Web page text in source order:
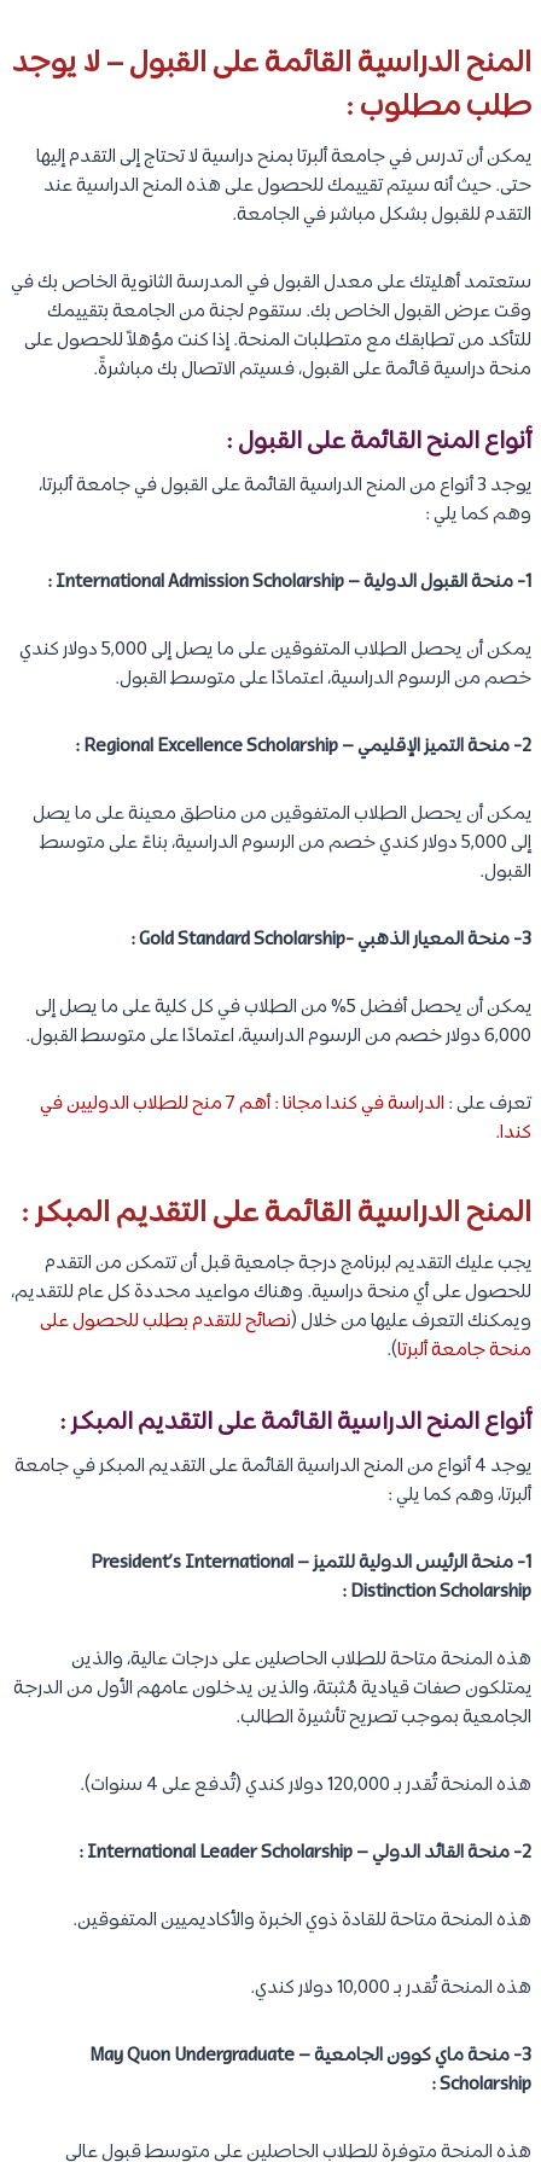
المنح الدراسية القائمة على القبول – لا يوجد
طلب مطلوب :
يمكن أن تدرس في جامعة ألبرتا بمنح دراسية لا تحتاج إلى التقدم إليها
حتى. حيث أنه سيتم تقييمك للحصول على هذه المنح الدراسية عند
التقدم للقبول بشكل مباشر في الجامعة.
ستعتمد أهليتك على معدل القبول في المدرسة الثانوية الخاص بك في
وقت عرض القبول الخاص بك. ستقوم لجنة من الجامعة بتقييمك
للتأكد من تطابقك مع متطلبات المنحة. إذا كنت مؤهلاً للحصول على
منحة دراسية قائمة على القبول، فسيتم الاتصال بك مباشرةً.
أنواع المنح القائمة على القبول :
يوجد 3 أنواع من المنح الدراسية القائمة على القبول في جامعة ألبرتا،
وهم كما يلي :
1- منحة القبول الدولية – International Admission Scholarship :
يمكن أن يحصل الطلاب المتفوقين على ما يصل إلى 5,000 دولار كندي
خصم من الرسوم الدراسية، اعتمادًا على متوسط ​​القبول.
2- منحة التميز الإقليمي – Regional Excellence Scholarship :
يمكن أن يحصل الطلاب المتفوقين من مناطق معينة على ما يصل
إلى 5,000 دولار كندي خصم من الرسوم الدراسية، بناءً على متوسط ​​
القبول.
3- منحة المعيار الذهبي -Gold Standard Scholarship :
يمكن أن يحصل أفضل 5% من الطلاب في كل كلية على ما يصل إلى
6,000 دولار خصم من الرسوم الدراسية، اعتمادًا على متوسط ​​القبول.
تعرف على :
الدراسة في كندا مجانا : أهم 7 منح للطلاب الدوليين في
كندا.
المنح الدراسية القائمة على التقديم المبكر :
يجب عليك التقديم لبرنامج درجة جامعية قبل أن تتمكن من التقدم
للحصول على أي منحة دراسية. وهناك مواعيد محددة كل عام للتقديم،
ويمكنك التعرف عليها من خلال (نصائح للتقدم بطلب للحصول على
منحة جامعة ألبرتا).
أنواع المنح الدراسية القائمة على التقديم المبكر :
يوجد 4 أنواع من المنح الدراسية القائمة على التقديم المبكر في جامعة
ألبرتا، وهم كما يلي :
1- منحة الرئيس الدولية للتميز – President’s International
Distinction Scholarship :
هذه المنحة متاحة للطلاب الحاصلين على درجات عالية، والذين
يمتلكون صفات قيادية مُثبتة، والذين يدخلون عامهم الأول من الدرجة
الجامعية بموجب تصريح تأشيرة الطالب.
هذه المنحة تُقدر بـ 120,000 دولار كندي (تُدفع على 4 سنوات).
2- منحة القائد الدولي – International Leader Scholarship :
هذه المنحة متاحة للقادة ذوي الخبرة والأكاديميين المتفوقين.
هذه المنحة تُقدر بـ 10,000 دولار كندي.
3- منحة ماي كوون الجامعية – May Quon Undergraduate
Scholarship :
هذه المنحة متوفرة للطلاب الحاصلين على متوسط قبول عالي